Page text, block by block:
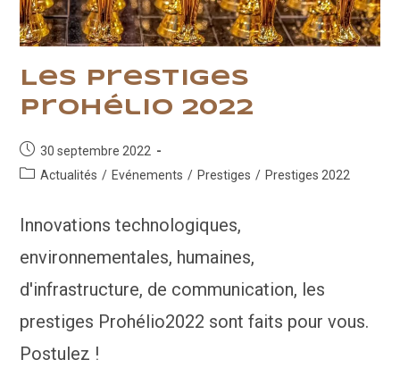
Les Prestiges
Prohélio 2022
Publication
publiée :
30 septembre 2022
PostActualités / Evénements / Prestiges / Prestiges 2022
Innovations technologiques,
environnementales, humaines,
d'infrastructure, de communication, les
prestiges Prohélio2022 sont faits pour vous.
Postulez !